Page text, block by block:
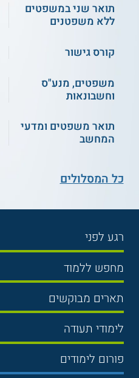
תואר שני במשפטים
ללא משפטנים
קורס גישור
משפטים, מנע"ס
וחשבונאות
תואר משפטים ומדעי
המחשב
כל המסלולים
רגע לפני
בחירת לימודים
תנאי קבלה
שכר לימוד
אוניברסיטה
מכללות
ימים פתוחים
מחפש ללמוד
תואר ראשון
תואר שני
הכנה לבגרות
מכינות
תארים מבוקשים
משפטים
מנהל עסקים
כלכלה
לימודי תעודה
נדל"ן
פורום לימודים